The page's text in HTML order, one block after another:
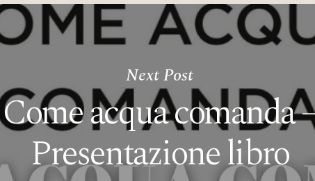
Next Post
Come acqua comanda
Presentazione libro